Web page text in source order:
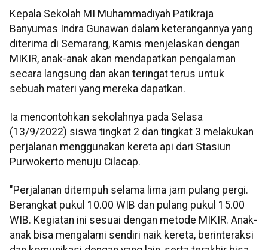
Kepala Sekolah MI Muhammadiyah Patikraja
Banyumas Indra Gunawan dalam keterangannya yang
diterima di Semarang, Kamis menjelaskan dengan
MIKIR, anak-anak akan mendapatkan pengalaman
secara langsung dan akan teringat terus untuk
sebuah materi yang mereka dapatkan.
Ia mencontohkan sekolahnya pada Selasa
(13/9/2022) siswa tingkat 2 dan tingkat 3 melakukan
perjalanan menggunakan kereta api dari Stasiun
Purwokerto menuju Cilacap.
"Perjalanan ditempuh selama lima jam pulang pergi.
Berangkat pukul 10.00 WIB dan pulang pukul 15.00
WIB. Kegiatan ini sesuai dengan metode MIKIR. Anak-
anak bisa mengalami sendiri naik kereta, berinteraksi